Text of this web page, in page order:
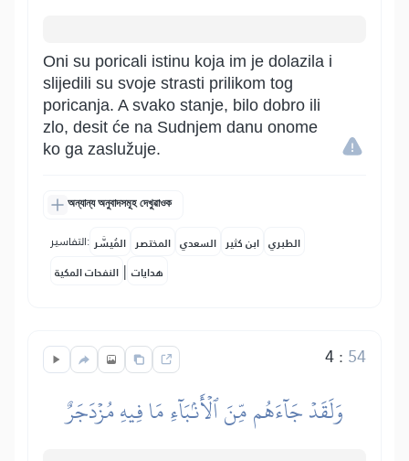
Oni su poricali istinu koja im je dolazila i
slijedili su svoje strasti prilikom tog
poricanja. A svako stanje, bilo dobro ili
zlo, desit će na Sudnjem danu onome
ko ga zaslužuje.
অন্যান্য অনুবাদসমূহ দেখুৱাওক
التفاسير: المُيسَّر المختصر السعدي ابن كثير الطبري
النفحات المكية | هدايات
4: 54
وَلَقَدۡ جَآءَهُم مِّنَ ٱلۡأَنۢبَآءِ مَا فِيهِ مُزۡدَجَرٌ